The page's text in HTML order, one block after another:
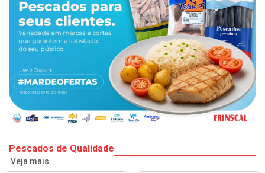
Pescados de Qualidade
Veja mais